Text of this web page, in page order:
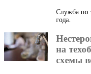
Служба по
года.
на
схемы